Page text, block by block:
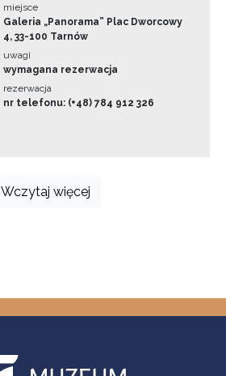
miejsce
Galeria „Panorama” Plac Dworcowy
4, 33-100 Tarnów
uwagi
wymagana rezerwacja
rezerwacja
nr telefonu: (+48) 784 912 326
Wczytaj więcej